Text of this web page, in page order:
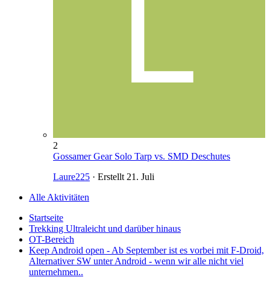
2
Gossamer Gear Solo Tarp vs. SMD Deschutes
Laure225 · Erstellt 21. Juli
Alle Aktivitäten
Startseite
Trekking Ultraleicht und darüber hinaus
OT-Bereich
Keep Android open - Ab September ist es vorbei mit F-Droid,
Alternativer SW unter Android - wenn wir alle nicht viel
unternehmen..